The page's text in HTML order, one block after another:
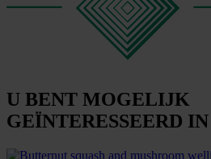
U BENT MOGELIJK
GEÏNTERESSEERD IN